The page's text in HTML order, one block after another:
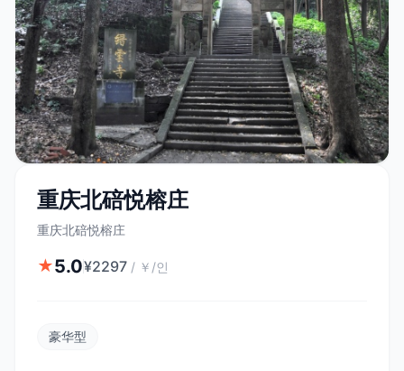
重庆北碚悦榕庄
重庆北碚悦榕庄
★5.0¥2297 / ￥/인
豪华型